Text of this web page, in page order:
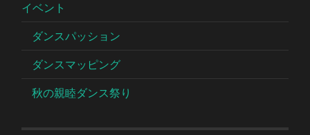
イベント
ダンスパッション
ダンスマッピング
秋の親睦ダンス祭り